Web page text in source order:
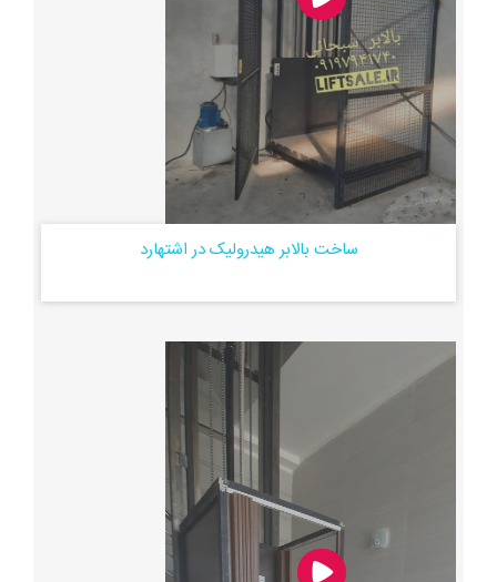
ساخت بالابر هیدرولیک در اشتهارد